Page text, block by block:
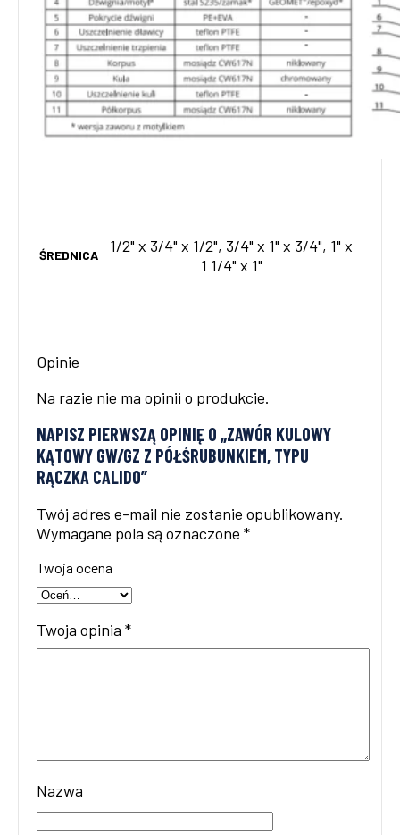
ŚREDNICA
1/2" x 3/4" x 1/2", 3/4" x 1" x 3/4", 1" x
1 1/4" x 1"
Opinie
Na razie nie ma opinii o produkcie.
NAPISZ PIERWSZĄ OPINIĘ O „ZAWÓR KULOWY
KĄTOWY GW/GZ Z PÓŁŚRUBUNKIEM, TYPU
RĄCZKA CALIDO”
Twój adres e-mail nie zostanie opublikowany.
Wymagane pola są oznaczone *
Twoja ocena
Twoja opinia *
Nazwa